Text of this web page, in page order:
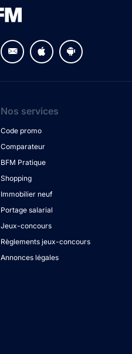
Nos services
Code promo
Comparateur
BFM Pratique
Shopping
Immobilier neuf
Portage salarial
Jeux-concours
Règlements jeux-concours
Annonces légales